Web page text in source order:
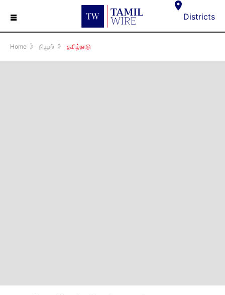
☰ Districts
Home 》 நியூஸ் 》 தமிழ்நாடு